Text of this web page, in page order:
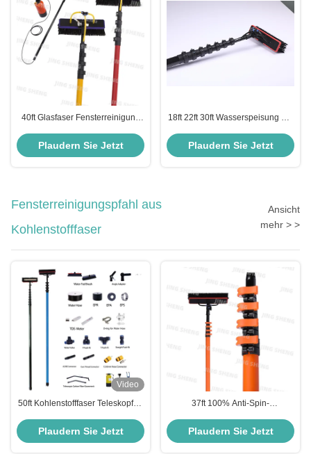
40ft Glasfaser Fensterreinigung
Hochfensterreinigung OEM
Plaudern Sie Jetzt
18ft 22ft 30ft Wasserspeisung Pol
Photovoltaik-Panel
Plaudern Sie Jetzt
Fensterreinigungspfahl aus
Kohlenstofffaser
Ansicht
mehr > >
Video
50ft Kohlenstofffaser Teleskopfen
Fenster und Solarreinigung OEM
verfügbar
Plaudern Sie Jetzt
37ft 100% Anti-Spin-
Fensterreinigungspfahl
Rückziehbare Länge Für die
Plaudern Sie Jetzt